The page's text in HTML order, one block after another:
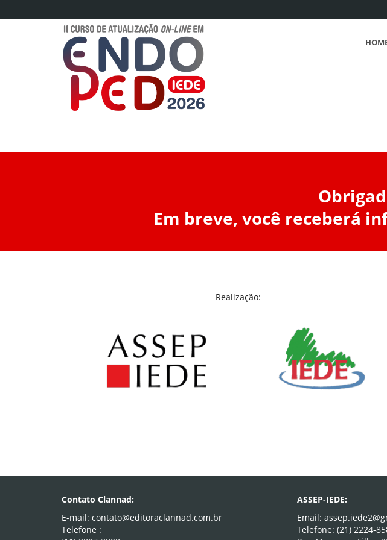
Em breve, você receberá
Realização:
Contato Clannad:
E-mail: contato@editoraclannad.com.br
Telefone :
ASSEP-IEDE:
Email:
Telefone: (21) 2224-